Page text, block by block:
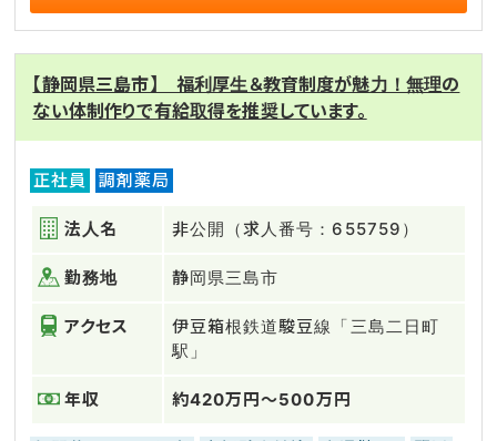
【静岡県三島市】 福利厚生＆教育制度が魅力！無理の
ない体制作りで有給取得を推奨しています。
正社員 調剤薬局
法人名 非公開（求人番号：655759）
勤務地 静岡県三島市
アクセス
伊豆箱根鉄道駿豆線「三島二日町
駅」
年収 約420万円～500万円